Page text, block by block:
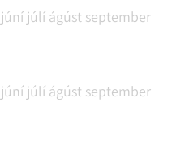
júní júlí ágúst september
júní júlí ágúst september